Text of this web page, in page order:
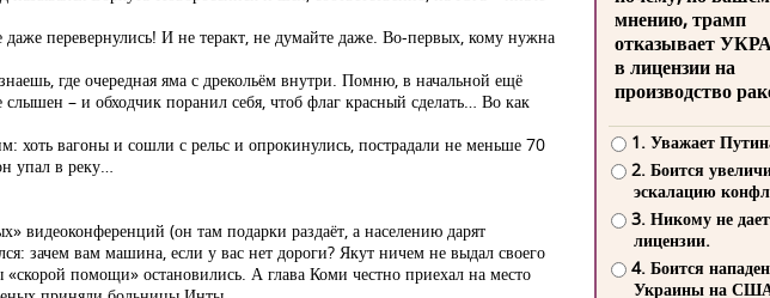
перевернулись! И не теракт, не думайте даже. Во-первых, кому нужна
где очередная яма с дрекольём внутри. Помню, в начальной ещё
– и обходчик поранил себя, чтоб флаг красный сделать… Во как
хоть вагоны и сошли с рельс и опрокинулись, пострадали не меньше 70
упал в реку…
видеоконференций (он там подарки раздаёт, а населению дарят
зачем вам машина, если у вас нет дороги? Якут ничем не выдал своего
помощи» остановились. А глава Коми честно приехал на место
мнению, трамп
отказывает
в лицензии на
производство
1. Уважает
2. Боится
эскалацию
3. Никому не
лицензии.
4. Боится
Украины на